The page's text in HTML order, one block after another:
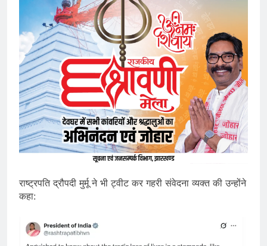
राष्ट्रपति द्रौपदी मुर्मू ने भी ट्वीट कर गहरी संवेदना व्यक्त की उन्होंने
कहा: